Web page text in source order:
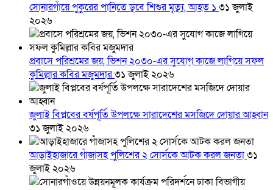
সোনারগাঁয়ে পুকুরের পানিতে ডুবে শিশুর মৃত্যু, আহত ১ ৩১ জুলাই
২০২৬
প্রবাসে পরিশ্রমের জয়, ভিশন ২০৩০-এর সুযোগ কাজে লাগিয়ে সফল
কুমিল্লার কবির মজুমদার৩১ জুলাই ২০২৬
জুলাই বিপ্লবের বর্ষপূর্তি উপলক্ষে সারাদেশের মসজিদে দোয়ার আহ্বান
৩১ জুলাই ২০২৬
আড়াইহাজারে গাঁজাসহ পুলিশের ২ সোর্সকে আটক করল জনতা৩১
জুলাই ২০২৬